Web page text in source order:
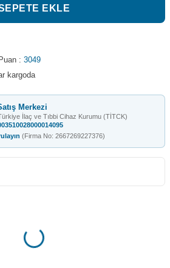
EKLE
: 3049
kargoda
Merkezi
İlaç ve Tıbbi Cihaz Kurumu (TİTCK)
(Firma No: 2667269227376)